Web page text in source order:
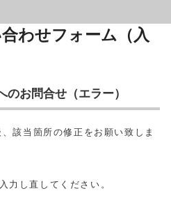
わせフォーム（入
お問合せ（エラー）
該当箇所の修正をお願い致しま
力し直してください。